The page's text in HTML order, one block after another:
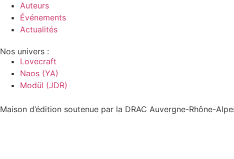
Auteurs
Événements
Actualités
Nos univers :
Lovecraft
Naos (YA)
Modül (JDR)
Maison d’édition soutenue par la DRAC Auvergne-Rhône-